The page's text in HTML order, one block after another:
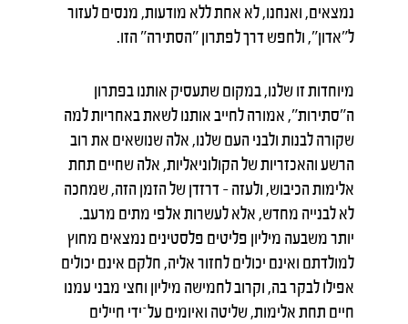
נמצאים, ואנחנו, לא אחת ללא מודעות, מנסים לעזור
ל"אדון", ולחפש דרך לפתרון ״הסתירה״ הזו.
מיוחדות זו שלנו, במקום שתעסיק אותנו בפתרון
ה״סתירות״, אמורה לחייב אותנו לשאת באחריות למה
שקורה לבנות ולבני העם שלנו, אלה שנושאים את רוב
הרשע והאכזריות של הקולוניאליות, אלה שחיים תחת
אלימות הכיבוש, ולעזה – דרזדן של הזמן הזה, שמחכה
לא לבנייה מחדש, אלא לעשרות אלפי מתים מרעב.
יותר משבעה מיליון פליטים פלסטינים נמצאים מחוץ
למולדתם ואינם יכולים לחזור אליה, חלקם אינם יכולים
אפילו לבקר בה, וקרוב לחמישה מיליון וחצי מבני עמנו
חיים תחת אלימות, שליטה ואיומים על־ידי חיילים